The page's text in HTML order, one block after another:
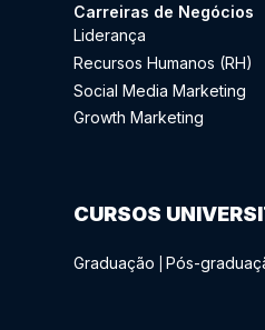
Carreiras de Negócios
Liderança
Recursos Humanos (RH)
Social Media Marketing
Growth Marketing
CURSOS
Graduação Pós-